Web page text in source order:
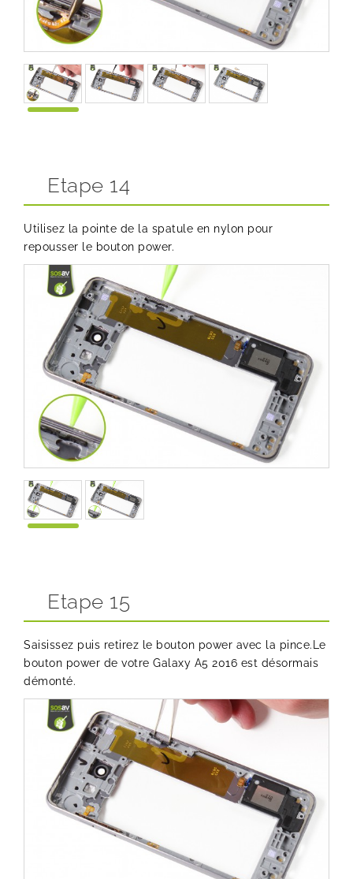
Etape 14
Utilisez la pointe de la spatule en nylon pour
repousser le bouton power.
Etape 15
Saisissez puis retirez le bouton power avec la pince.Le
bouton power de votre Galaxy A5 2016 est désormais
démonté.